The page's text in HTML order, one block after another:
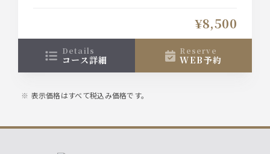
クーポンご利用で共に500円OFF！是非ご利用くだ
さい！
↓おすすめプラスオプション↓
【コースのイカでは物足りないお客様におすすめ】
¥8,500
details
コース詳細
reserve
WEB予約
表示価格はすべて税込み価格です。